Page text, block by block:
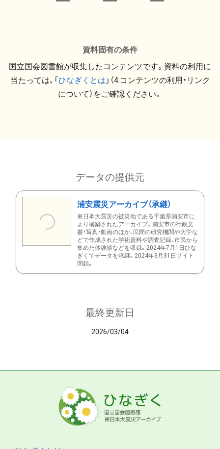
資料固有の条件
国立国会図書館が収集したコンテンツです。資料の利用に
当たっては、「ひなぎくとは 」（4.コンテンツの利用・リンク
について）をご確認ください。
データの提供元
浦安震災アーカイブ（承継）
東日本大震災の被災地である千葉県浦安市に
より構築されたアーカイブ。浦安市の行政文
書・写真・動画のほか、民間の研究機関や大学な
どで作成された学術資料や調査記録、市民から
集めた体験談などを収録。2024年7月1日ひな
ぎくでデータを承継。2024年3月31日サイト
閉鎖。
最終更新日
2026/03/04